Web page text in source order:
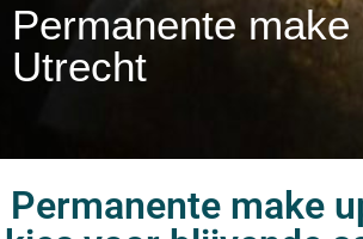
Permanente make
Utrecht
Permanente make